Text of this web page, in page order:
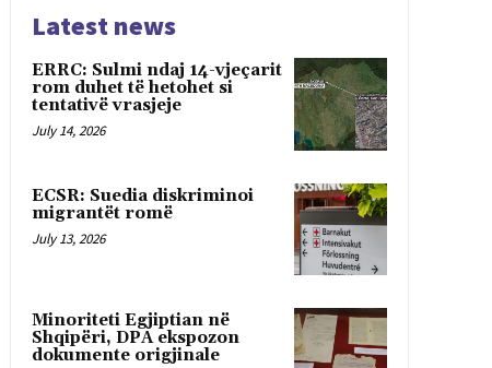
Latest news
ERRC: Sulmi ndaj 14-vjeçarit
rom duhet të hetohet si
tentativë vrasjeje
July 14, 2026
ECSR: Suedia diskriminoi
migrantët romë
July 13, 2026
Minoriteti Egjiptian në
Shqipëri, DPA ekspozon
dokumente origjinale